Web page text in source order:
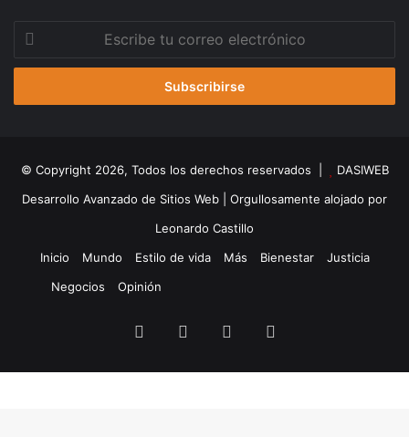
correo
© Copyright 2026, Todos los derechos reservados |
DASIWEB
Desarrollo Avanzado de Sitios Web | Orgullosamente alojado por
Leonardo Castillo
Inicio
Mundo Estilo de vida Más Bienestar
Justicia
Negocios
Opinión
Facebook YouTube